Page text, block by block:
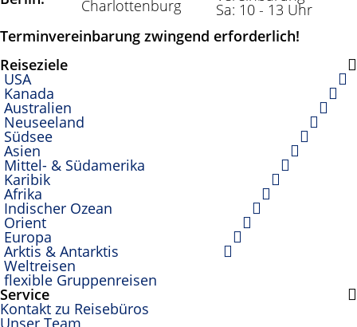
Charlottenburg
Sa: 10 - 13 Uhr
Terminvereinbarung zwingend erforderlich!
Reiseziele
USA
Kanada
Australien
Neuseeland
Südsee
Asien
Mittel- & Südamerika
Karibik
Afrika
Indischer Ozean
Orient
Europa
Arktis & Antarktis
Weltreisen
flexible Gruppenreisen
Service
Kontakt zu Reisebüros
Unser Team